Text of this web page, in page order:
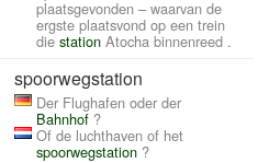
plaatsgevonden – waarvan de
ergste plaatsvond op een trein
die station Atocha binnenreed .
spoorwegstation
Der Flughafen oder der
Bahnhof ?
Of de luchthaven of het
spoorwegstation ?